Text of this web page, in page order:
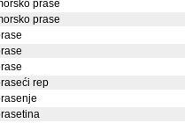
prase
prase
rep